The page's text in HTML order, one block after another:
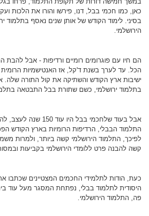
כאן, כמו חכמי בבל, דנו, פירשו והורו את הלכות
בסיני. לימוד הקודש של אותן שנים נאסף בתלמוד
הירושלמי.
הם חיו עם פוגרומים רומיים ורדיפות - אבל להבת
הכל. עד לערך בשנת ד'קל, אז האנטישמיות
ישיבות ארץ הקודש והשתיקה את קול התורה שלה.
בתלמוד ירושלמי, כשם שתורת בבל התבטאה
אבל בעוד שלחכמי בבל היו
התלמוד הבבלי, הרדיפות הרומיות בארץ הקודש
לפיכך, התלמוד הירושלמי קשה ביותר, ולמרות
קשה להבנה פרט ללומדי הירושלמי בקביעות
כעת, הודות לתלמידי החכמים המצטיינים שכתבו
היסודית לתלמוד בבלי, נפתחת המסגר מעל עוד
פה, התלמוד הירושלמי.